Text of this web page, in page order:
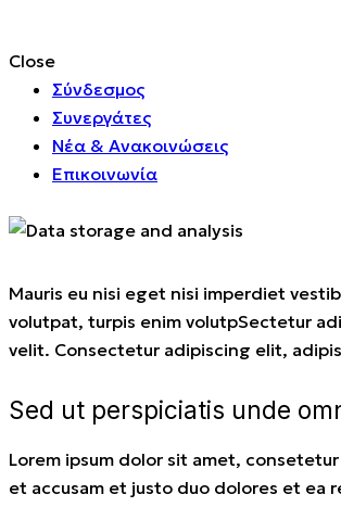
Close
Σύνδεσμος
Συνεργάτες
Νέα & Ανακοινώσεις
Επικοινωνία
Mauris eu nisi eget nisi imperdiet
volutpat, turpis enim volutpSectetur
velit. Consectetur adipiscing elit,
Sed ut perspiciatis unde
Lorem ipsum dolor sit amet,
et accusam et justo duo dolores et ea